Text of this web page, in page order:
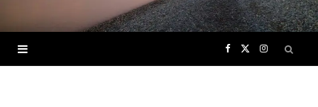
F I